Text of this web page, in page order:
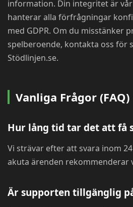
information. Din integritet är
hanterar alla förfrågningar
med GDPR. Om du misstänker
spelberoende, kontakta oss för
Stödlinjen.se.
Vanliga Frågor (FAQ)
Hur lång tid tar det att få
Vi strävar efter att svara inom
akuta ärenden rekommenderar
Är supporten tillgänglig